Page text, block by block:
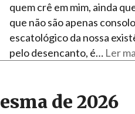
quem crê em mim, ainda
que não são apenas
escatológico da nossa
pelo desencanto, é… Ler
de 2026